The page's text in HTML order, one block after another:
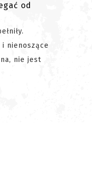
od
nienoszące
nie jest